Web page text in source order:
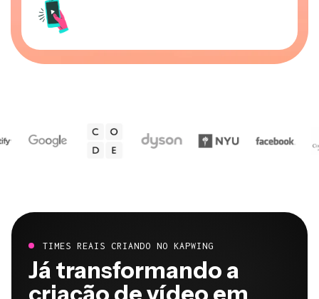
TIMES REAIS CRIANDO NO KAPWING
Já transformando a